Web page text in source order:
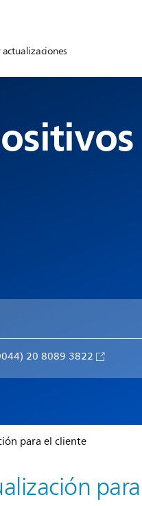
20 8089 3822
para el cliente